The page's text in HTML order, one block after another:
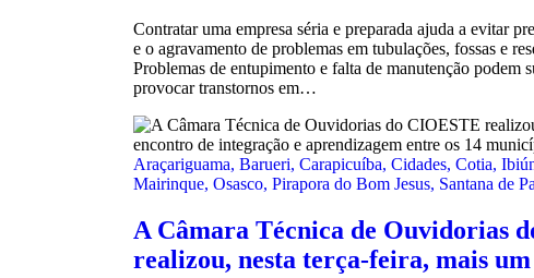
Contratar uma empresa séria e preparada ajuda a evitar
e o agravamento de problemas em tubulações, fossas e
Problemas de entupimento e falta de manutenção podem
provocar transtornos em…
Araçariguama, Barueri, Carapicuíba, Cidades, Cotia,
Mairinque, Osasco, Pirapora do Bom Jesus, Santana de
A Câmara Técnica de Ouvidorias
realizou, nesta terça-feira, mais